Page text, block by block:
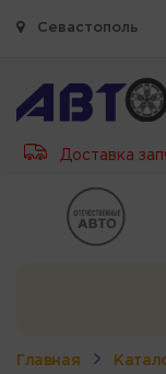
Севастополь
Доставка
Главная